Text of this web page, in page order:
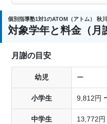
個別指導塾1対1のATOM（アトム） 秋
対象学年と料金（月
月謝の目安
幼児 ー
小学生 9,812円
中学生 13,772円